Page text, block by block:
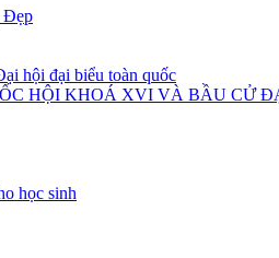
Đẹp
hội đại biểu toàn quốc
HỘI KHOÁ XVI VÀ BẦU CỬ
học sinh